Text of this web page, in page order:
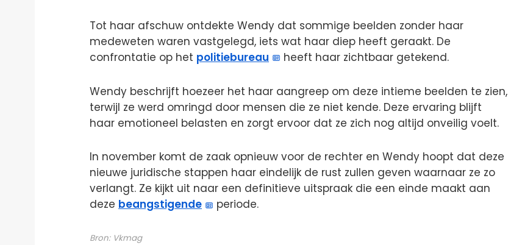
Tot haar afschuw ontdekte Wendy dat sommige beelden zonder haar
medeweten waren vastgelegd, iets wat haar diep heeft geraakt. De
confrontatie op het politiebureau heeft haar zichtbaar getekend.
Wendy beschrijft hoezeer het haar aangreep om deze intieme beelden te zien,
terwijl ze werd omringd door mensen die ze niet kende. Deze ervaring blijft
haar emotioneel belasten en zorgt ervoor dat ze zich nog altijd onveilig voelt.
In november komt de zaak opnieuw voor de rechter en Wendy hoopt dat deze
nieuwe juridische stappen haar eindelijk de rust zullen geven waarnaar ze zo
verlangt. Ze kijkt uit naar een definitieve uitspraak die een einde maakt aan
deze beangstigende periode.
Bron: Vkmag